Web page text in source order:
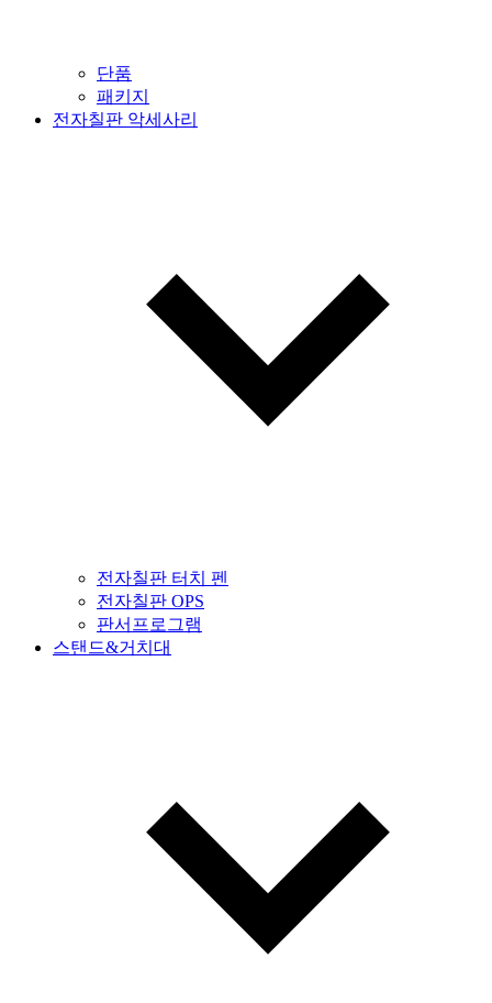
단품
패키지
전자칠판 악세사리
전자칠판 터치 펜
전자칠판 OPS
판서프로그램
스탠드&거치대